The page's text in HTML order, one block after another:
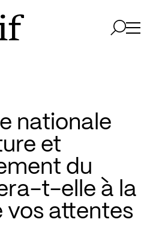
nationale
et
du
t-elle à la
vos attentes